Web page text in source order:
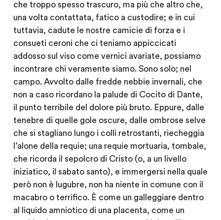
che troppo spesso trascuro, ma più che altro che,
una volta contattata, fatico a custodire; e in cui
tuttavia, cadute le nostre camicie di forza e i
consueti ceroni che ci teniamo appiccicati
addosso sul viso come vernici avariate, possiamo
incontrare chi veramente siamo. Sono solo; nel
campo. Avvolto dalle fredde nebbie invernali, che
non a caso ricordano la palude di Cocito di Dante,
il punto terribile del dolore più bruto. Eppure, dalle
tenebre di quelle gole oscure, dalle ombrose selve
che si stagliano lungo i colli retrostanti, riecheggia
l’alone della requie; una requie mortuaria, tombale,
che ricorda il sepolcro di Cristo (o, a un livello
iniziatico, il sabato santo), e immergersi nella quale
però non è lugubre, non ha niente in comune con il
macabro o terrifico. È come un galleggiare dentro
al liquido amniotico di una placenta, come un